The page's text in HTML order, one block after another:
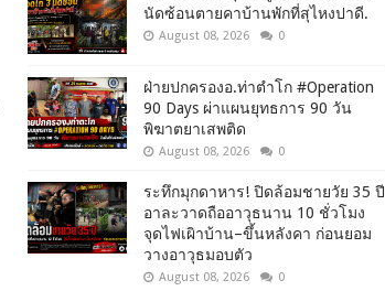
นัดซ้อนตายคาบ้านพักที่สุไหงปาดี.
August 08, 2026 0
ฝ่ายปกครองอ.ท่าตำโก #Operation
90 Days ผ่าแผนยุทธการ 90 วัน
พิฆาตยาเสพติด
August 08, 2026 0
ระทึกมุกดาหาร! ปิดล้อมชายวัย 35 ปี
อาละวาดถืออาวุธนาน 10 ชั่วโมง
จุดไฟเผิาบ้าน–ขึ้นหลังคา ก่อนยอม
วางอาวุธมอบตัว
August 08, 2026 0